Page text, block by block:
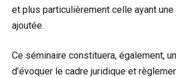
et plus particulièrement celle ayant une
ajoutée.
Ce séminaire constituera, également,
d’évoquer le cadre juridique et